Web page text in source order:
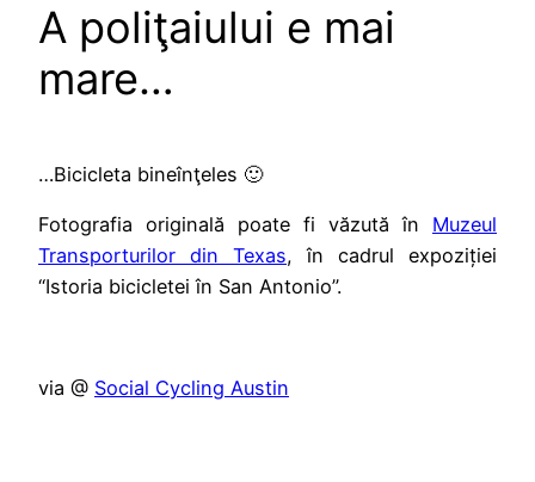
A poliţaiului e mai
mare…
…Bicicleta bineînţeles 🙂
Fotografia originală poate fi văzută în Muzeul
Transporturilor din Texas, în cadrul expoziției
“Istoria bicicletei în San Antonio”.
via @ Social Cycling Austin